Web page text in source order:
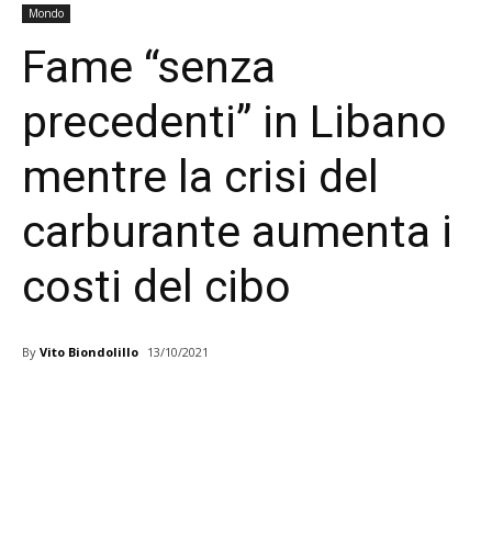
Mondo
Fame “senza
precedenti” in Libano
mentre la crisi del
carburante aumenta i
costi del cibo
By Vito Biondolillo 13/10/2021